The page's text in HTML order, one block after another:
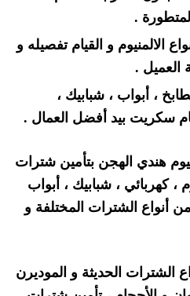
.
الالمنيوم و القيام تفصيله و
.
، أبواب ، شبابيك ،
سكريت بيد أفضل العمال .
هندي الهجن بتأمين شترات
، كهربائي ، شبابيك ، أبواب
أنواع الشترات المختلفة و
الشترات الحديثة و الموديرن